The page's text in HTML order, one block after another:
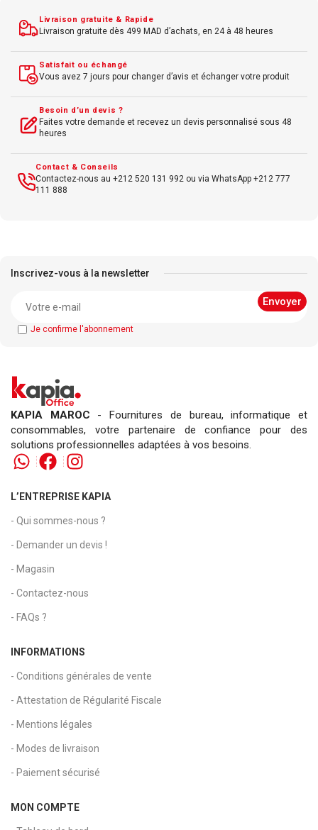
Livraison gratuite & Rapide
Livraison gratuite dès 499 MAD d’achats, en 24 à 48 heures
Satisfait ou échangé
Vous avez 7 jours pour changer d’avis et échanger votre produit
Besoin d’un devis ?
Faites votre demande et recevez un devis personnalisé sous 48
heures
Contact & Conseils
Contactez-nous au +212 520 131 992 ou via WhatsApp +212 777
111 888
Inscrivez-vous à la newsletter
Je confirme l'abonnement
KAPIA MAROC - Fournitures de bureau, informatique et
consommables, votre partenaire de confiance pour des
solutions professionnelles adaptées à vos besoins.
L’ENTREPRISE KAPIA
- Qui sommes-nous ?
- Demander un devis !
- Magasin
- Contactez-nous
- FAQs ?
INFORMATIONS
- Conditions générales de vente
- Attestation de Régularité Fiscale
- Mentions légales
- Modes de livraison
- Paiement sécurisé
MON COMPTE